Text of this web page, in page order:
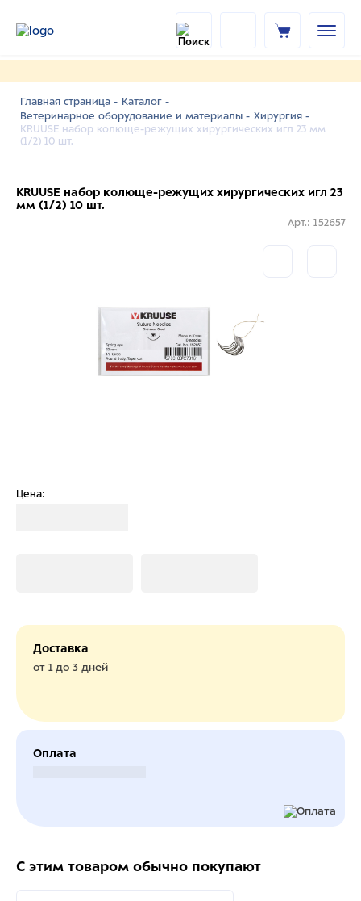
Главная страница - Каталог -
Ветеринарное оборудование и материалы - Хирургия -
KRUUSE набор колюще-режущих хирургических игл 23 мм
(1/2) 10 шт.
KRUUSE набор колюще-режущих хирургических игл 23
мм (1/2) 10 шт.
Арт.: 152657
Цена:
Доставка
от 1 до 3 дней
Оплата
С этим товаром обычно покупают